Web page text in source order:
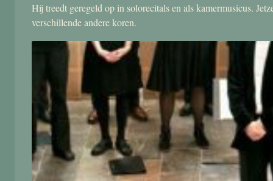
Hij treedt geregeld op in solorecitals en als kamermusicus.
verschillende andere koren.